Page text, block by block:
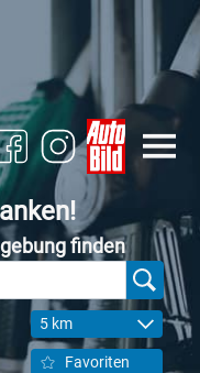
finden
5 km
Favoriten